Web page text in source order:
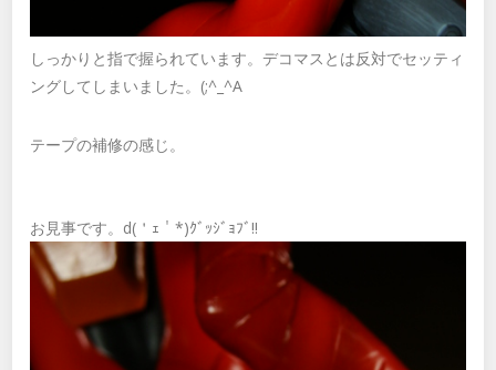
しっかりと指で握られています。デコマスとは反対でセッティ
ングしてしまいました。(;^_^A
テープの補修の感じ。
お見事です。d(＇ｪ＇*)ｸﾞｯｼﾞｮﾌﾞ!!